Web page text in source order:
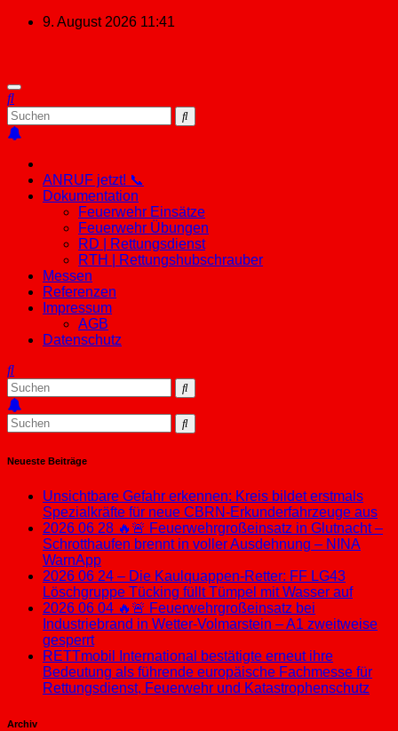
Zum
9. August 2026 11:41
ANRUF jetzt! 📞
Dokumentation
Feuerwehr Einsätze
Feuerwehr Übungen
RD | Rettungsdienst
RTH | Rettungshubschrauber
Messen
Referenzen
Impressum
AGB
Datenschutz
Neueste Beiträge
Unsichtbare Gefahr erkennen: Kreis bildet erstmals
Spezialkräfte für neue CBRN-Erkunderfahrzeuge aus
2026 06 28 🔥🚨 Feuerwehrgroßeinsatz in Glutnacht –
Schrotthaufen brennt in voller Ausdehnung – NINA
WarnApp
2026 06 24 – Die Kaulquappen-Retter: FF LG43
Löschgruppe Tücking füllt Tümpel mit Wasser auf
2026 06 04 🔥🚨 Feuerwehrgroßeinsatz bei
Industriebrand in Wetter-Volmarstein – A1 zweitweise
gesperrt
RETTmobil International bestätigte erneut ihre
Bedeutung als führende europäische Fachmesse für
Rettungsdienst, Feuerwehr und Katastrophenschutz
Archiv